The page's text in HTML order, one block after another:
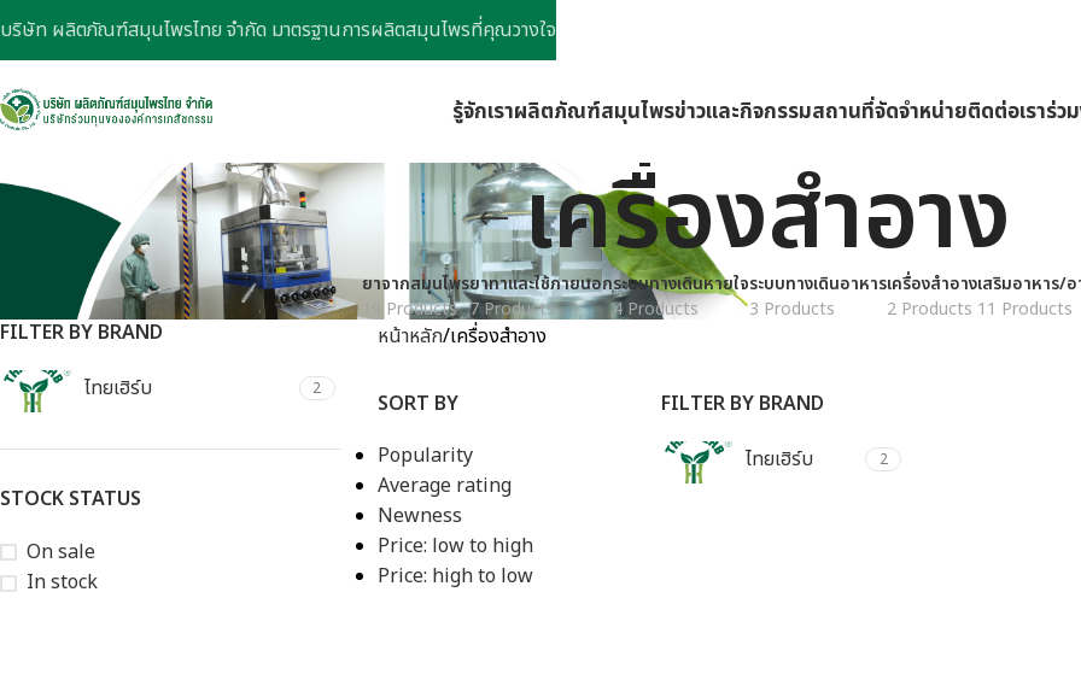
รู้จักเราผลิตภัณฑ์สมุนไพรข่าวและกิจกรรมสถานที่จัดจำหน่ายติดต่อเราร่ว
เครื่องสำอาง
ยาจากสมุนไพร
19 Products
ยาทาและใช้ภายนอก
7 Products
ระบบทางเดินหายใจ
4 Products
ระบบทางเดินอาหาร
3 Products
เครื่องสำอาง
2 Products
เสริมอาหาร/อ
11 Products
FILTER BY BRAND
ไทยเฮิร์บ
2
STOCK STATUS
On sale
In stock
หน้าหลัก เครื่องสำอาง
SORT BY
Popularity
Average rating
Newness
Price: low to high
Price: high to low
FILTER BY BRAND
ไทยเฮิร์บ
2
บริษัท ผลิตภัณฑ์สมุนไพรไทย จำกัด มาตรฐานการผลิตสมุนไพรที่คุณวางใจ